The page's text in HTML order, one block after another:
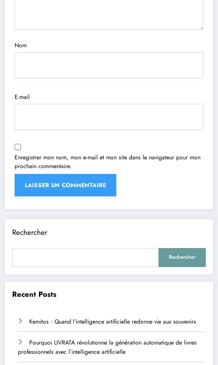
Nom
E-mail
Enregistrer mon nom, mon e-mail et mon site dans le navigateur pour mon
prochain commentaire.
Rechercher
Rechercher
Recent Posts
Kemitos : Quand l’intelligence artificielle redonne vie aux souvenirs
Pourquoi LIVRATA révolutionne la génération automatique de livres
professionnels avec l’intelligence artificielle